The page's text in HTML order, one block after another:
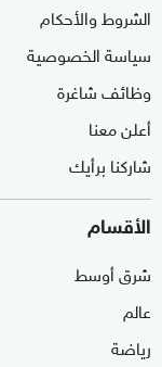
الشروط والأحكام
سياسة الخصوصية
وظائف شاغرة
أعلن معنا
شاركنا برأيك
الأقسام
شرق أوسط
عالم
رياضة